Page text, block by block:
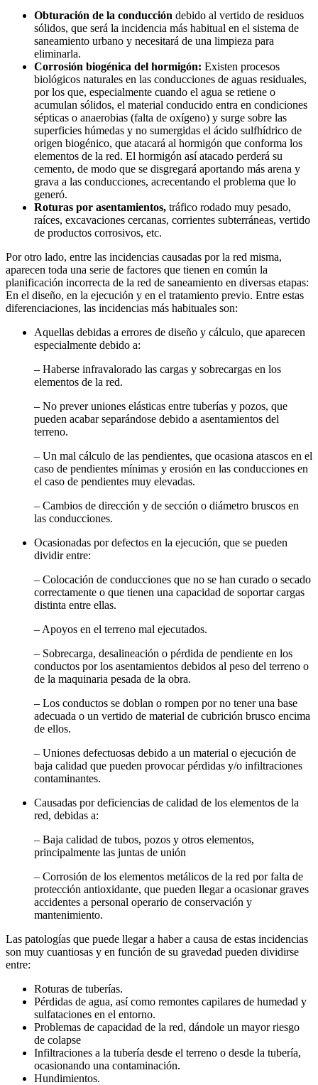
Obturación de la conducción debido al vertido de residuos
sólidos, que será la incidencia más habitual en el sistema de
saneamiento urbano y necesitará de una limpieza para
eliminarla.
Corrosión biogénica del hormigón: Existen procesos
biológicos naturales en las conducciones de aguas residuales,
por los que, especialmente cuando el agua se retiene o
acumulan sólidos, el material conducido entra en condiciones
sépticas o anaerobias (falta de oxígeno) y surge sobre las
superficies húmedas y no sumergidas el ácido sulfhídrico de
origen biogénico, que atacará al hormigón que conforma los
elementos de la red. El hormigón así atacado perderá su
cemento, de modo que se disgregará aportando más arena y
grava a las conducciones, acrecentando el problema que lo
generó.
Roturas por asentamientos, tráfico rodado muy pesado,
raíces, excavaciones cercanas, corrientes subterráneas, vertido
de productos corrosivos, etc.
Por otro lado, entre las incidencias causadas por la red misma,
aparecen toda una serie de factores que tienen en común la
planificación incorrecta de la red de saneamiento en diversas etapas:
En el diseño, en la ejecución y en el tratamiento previo. Entre estas
diferenciaciones, las incidencias más habituales son:
Aquellas debidas a errores de diseño y cálculo, que aparecen
especialmente debido a:
– Haberse infravalorado las cargas y sobrecargas en los
elementos de la red.
– No prever uniones elásticas entre tuberías y pozos, que
pueden acabar separándose debido a asentamientos del
terreno.
– Un mal cálculo de las pendientes, que ocasiona atascos en el
caso de pendientes mínimas y erosión en las conducciones en
el caso de pendientes muy elevadas.
– Cambios de dirección y de sección o diámetro bruscos en
las conducciones.
Ocasionadas por defectos en la ejecución, que se pueden
dividir entre:
– Colocación de conducciones que no se han curado o secado
correctamente o que tienen una capacidad de soportar cargas
distinta entre ellas.
– Apoyos en el terreno mal ejecutados.
– Sobrecarga, desalineación o pérdida de pendiente en los
conductos por los asentamientos debidos al peso del terreno o
de la maquinaria pesada de la obra.
– Los conductos se doblan o rompen por no tener una base
adecuada o un vertido de material de cubrición brusco encima
de ellos.
– Uniones defectuosas debido a un material o ejecución de
baja calidad que pueden provocar pérdidas y/o infiltraciones
contaminantes.
Causadas por deficiencias de calidad de los elementos de la
red, debidas a:
– Baja calidad de tubos, pozos y otros elementos,
principalmente las juntas de unión
– Corrosión de los elementos metálicos de la red por falta de
protección antioxidante, que pueden llegar a ocasionar graves
accidentes a personal operario de conservación y
mantenimiento.
Las patologías que puede llegar a haber a causa de estas incidencias
son muy cuantiosas y en función de su gravedad pueden dividirse
entre:
Roturas de tuberías.
Pérdidas de agua, así como remontes capilares de humedad y
sulfataciones en el entorno.
Problemas de capacidad de la red, dándole un mayor riesgo
de colapse
Infiltraciones a la tubería desde el terreno o desde la tubería,
ocasionando una contaminación.
Hundimientos.